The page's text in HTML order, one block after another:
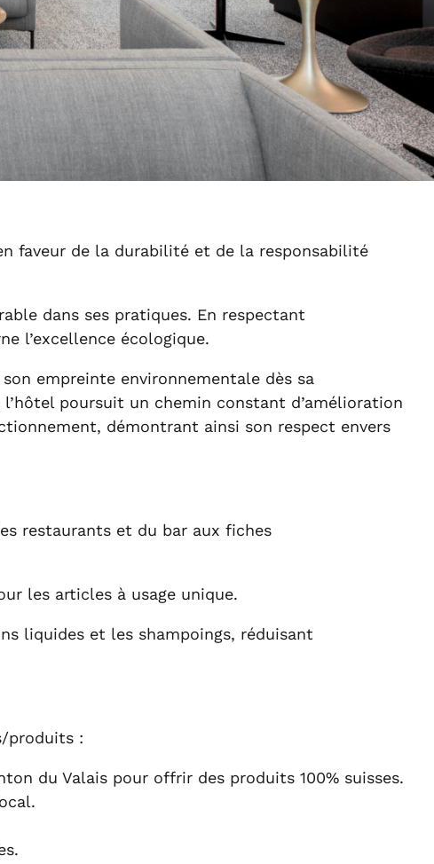
faveur de la durabilité et de la responsabilité
dans ses pratiques. En respectant
l’excellence écologique.
empreinte environnementale dès sa
poursuit un chemin constant d’amélioration
démontrant ainsi son respect envers
restaurants et du bar aux fiches
les articles à usage unique.
liquides et les shampoings, réduisant
produits :
du Valais pour offrir des produits 100% suisses.